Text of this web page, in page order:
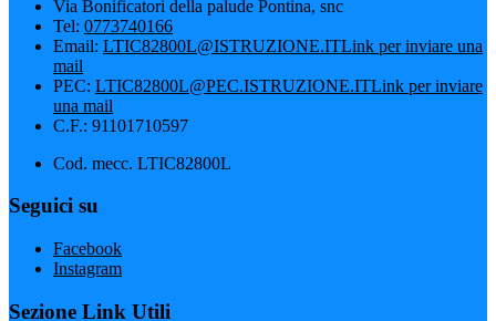
Via Bonificatori della palude Pontina, snc
Tel: 0773740166
Email: LTIC82800L@ISTRUZIONE.ITLink per inviare una
mail
PEC: LTIC82800L@PEC.ISTRUZIONE.ITLink per inviare
una mail
C.F.: 91101710597
Cod. mecc. LTIC82800L
Seguici su
Facebook
Instagram
Sezione Link Utili